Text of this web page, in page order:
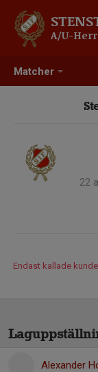
Matcher
A/U-Herr
22
Endast kallade
Alexander